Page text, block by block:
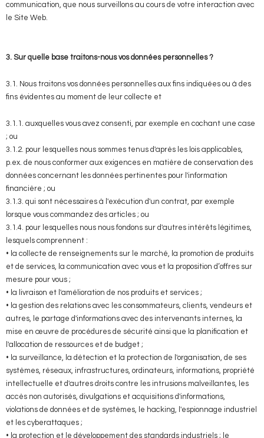
communication, que nous surveillons au cours de votre interaction avec
le Site Web.
3. Sur quelle base traitons-nous vos données personnelles ?
3.1. Nous traitons vos données personnelles aux fins indiquées ou à des
fins évidentes au moment de leur collecte et
3.1.1. auxquelles vous avez consenti, par exemple en cochant une case
; ou
3.1.2. pour lesquelles nous sommes tenus d'après les lois applicables,
p.ex. de nous conformer aux exigences en matière de conservation des
données concernant les données pertinentes pour l'information
financière ; ou
3.1.3. qui sont nécessaires à l'exécution d'un contrat, par exemple
lorsque vous commandez des articles ; ou
3.1.4. pour lesquelles nous nous fondons sur d'autres intérêts légitimes,
lesquels comprennent :
• la collecte de renseignements sur le marché, la promotion de produits
et de services, la communication avec vous et la proposition d’offres sur
mesure pour vous ;
• la livraison et l'amélioration de nos produits et services ;
• la gestion des relations avec les consommateurs, clients, vendeurs et
autres, le partage d'informations avec des intervenants internes, la
mise en œuvre de procédures de sécurité ainsi que la planification et
l'allocation de ressources et de budget ;
• la surveillance, la détection et la protection de l'organisation, de ses
systèmes, réseaux, infrastructures, ordinateurs, informations, propriété
intellectuelle et d'autres droits contre les intrusions malveillantes, les
accès non autorisés, divulgations et acquisitions d'informations,
violations de données et de systèmes, le hacking, l'espionnage industriel
et les cyberattaques ;
• la protection et le développement des standards industriels ; le